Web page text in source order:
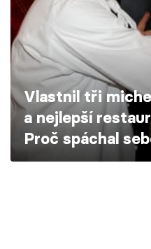
Škola vaření
Recepty z TV
Speciál: Cuketa
Těhotnej kuchař
Sledujte prima+
Vlastnil tři
a nejlepší
Proč spáchal